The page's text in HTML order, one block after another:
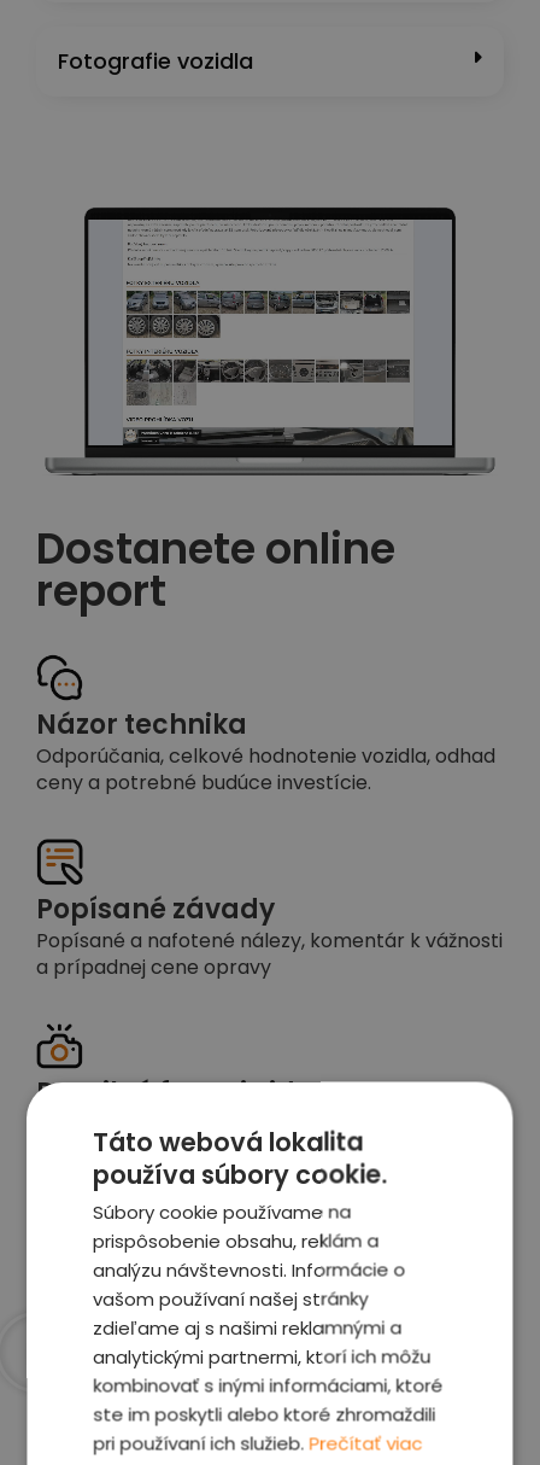
Fotografie vozidla
Dostanete online
report
Názor technika
Odporúčania, celkové hodnotenie vozidla, odhad
ceny a potrebné budúce investície.
Popísané závady
Popísané a nafotené nálezy, komentár k vážnosti
a prípadnej cene opravy
Detailné foto aj video
Celé auto z exteriéru aj interiéru nafotíme
vrátane závad a poškodení
Zobraziť report
Prečo sme najlepšia
voľba
Táto webová lokalita
používa súbory cookie.
Súbory cookie používame na
prispôsobenie obsahu, reklám a
analýzu návštevnosti. Informácie o
vašom používaní našej stránky
zdieľame aj s našimi reklamnými a
analytickými partnermi, ktorí ich môžu
kombinovať s inými informáciami, ktoré
ste im poskytli alebo ktoré zhromaždili
pri používaní ich služieb.Prečítať viac